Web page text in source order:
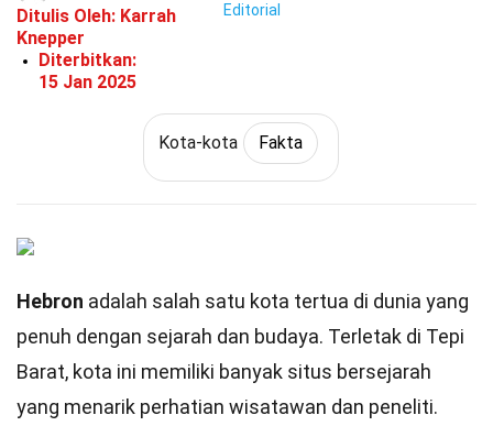
Ditulis Oleh: Karrah
Knepper
Diterbitkan:
15 Jan 2025
Editorial
Kota-kota Fakta
Hebron adalah salah satu kota tertua di dunia yang
penuh dengan sejarah dan budaya. Terletak di Tepi
Barat, kota ini memiliki banyak situs bersejarah
yang menarik perhatian wisatawan dan peneliti.